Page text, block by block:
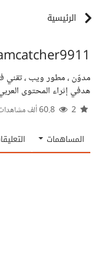
الرئيسية
مدوّن ، مطور ويب ، تقني في
هدفي إثراء المحتوى
المساهمات